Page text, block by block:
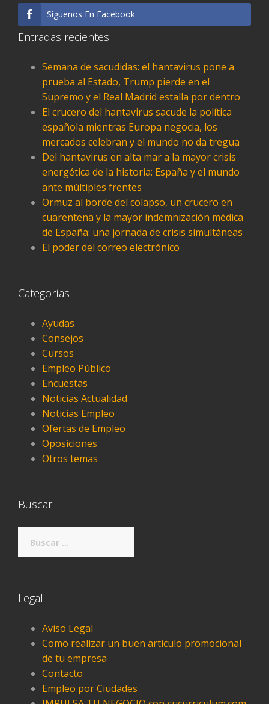
Síguenos En Facebook
Entradas recientes
Semana de sacudidas: el hantavirus pone a
prueba al Estado, Trump pierde en el
Supremo y el Real Madrid estalla por dentro
El crucero del hantavirus sacude la política
española mientras Europa negocia, los
mercados celebran y el mundo no da tregua
Del hantavirus en alta mar a la mayor crisis
energética de la historia: España y el mundo
ante múltiples frentes
Ormuz al borde del colapso, un crucero en
cuarentena y la mayor indemnización médica
de España: una jornada de crisis simultáneas
El poder del correo electrónico
Categorías
Ayudas
Consejos
Cursos
Empleo Público
Encuestas
Noticias Actualidad
Noticias Empleo
Ofertas de Empleo
Oposiciones
Otros temas
Buscar…
Legal
Aviso Legal
Como realizar un buen articulo promocional
de tu empresa
Contacto
Empleo por Ciudades